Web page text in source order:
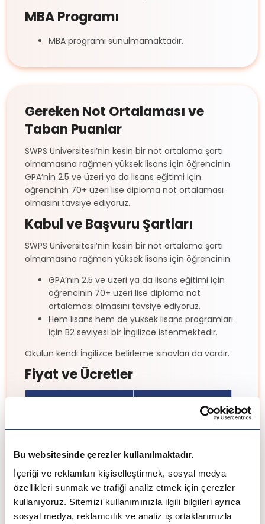
Bu websitesinde çerezler kullanılmaktadır.
İçeriği ve reklamları kişiselleştirmek, sosyal medya
özellikleri sunmak ve trafiği analiz etmek için çerezler
kullanıyoruz. Sitemizi kullanımınızla ilgili bilgileri ayrıca
sosyal medya, reklamcılık ve analiz iş ortaklarımızla
MBA Programı
MBA programı sunulmamaktadır.
Gereken Not Ortalaması ve
Taban Puanlar
SWPS Üniversitesi’nin kesin bir not ortalama şartı
olmamasına rağmen yüksek lisans için öğrencinin
GPA’nin 2.5 ve üzeri ya da lisans eğitimi için
öğrencinin 70+ üzeri lise diploma not ortalaması
olmasını tavsiye ediyoruz.
Kabul ve Başvuru Şartları
SWPS Üniversitesi’nin kesin bir not ortalama şartı
olmamasına rağmen yüksek lisans için öğrencinin
GPA’nin 2.5 ve üzeri ya da lisans eğitimi için
öğrencinin 70+ üzeri lise diploma not
ortalaması olmasını tavsiye ediyoruz.
Hem lisans hem de yüksek lisans programları
için B2 seviyesi bir İngilizce istenmektedir.
Okulun kendi İngilizce belirleme sınavları da vardır.
Fiyat ve Ücretler
Yüksek Lisans
Programları
€3.500 - €7.000